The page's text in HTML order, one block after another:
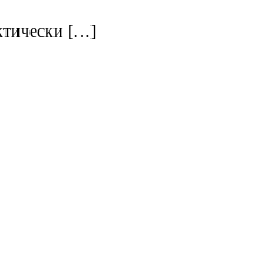
[…]